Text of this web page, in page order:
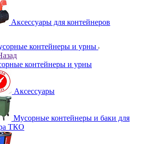
Аксессуары для контейнеров
контейнеры и урны
контейнеры и урны
Аксессуары
Мусорные контейнеры и баки для
ТКО